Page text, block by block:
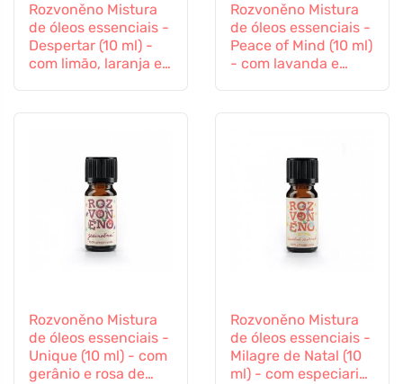
Rozvoněno Mistura
de óleos essenciais -
Despertar (10 ml) -
com limão, laranja e
Rozvoněno Mistura
de óleos essenciais -
Peace of Mind (10 ml)
- com lavanda e
Rozvoněno Mistura
de óleos essenciais -
Unique (10 ml) - com
gerânio e rosa de
Rozvoněno Mistura
de óleos essenciais -
Milagre de Natal (10
ml) - com especiarias